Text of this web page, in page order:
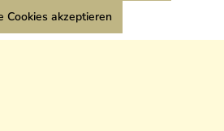
Cookies akzeptieren